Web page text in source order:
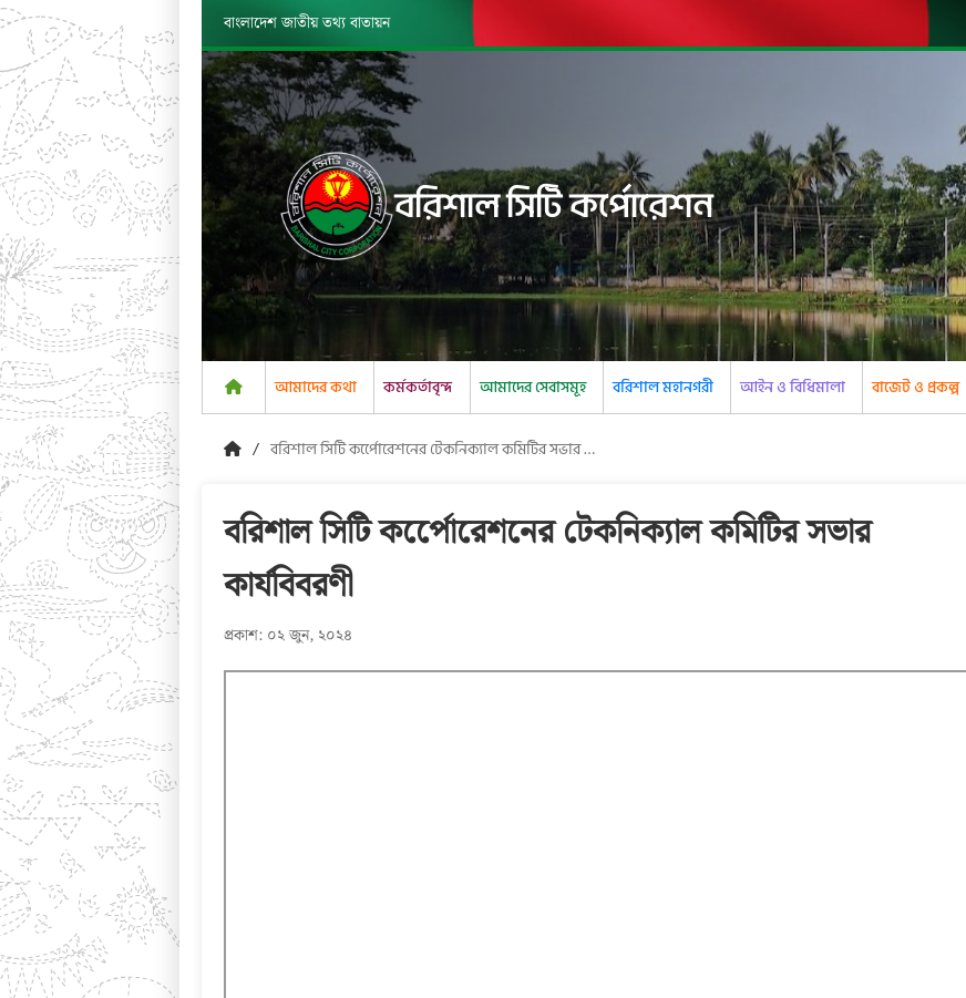
বাংলাদেশ জাতীয় তথ্য বাতায়ন
বরিশাল সিটি কর্পোরেশন
আমাদের কথা কর্মকর্তাবৃন্দ আমাদের সেবাসমূহ বরিশাল মহানগরী আইন ও বিধিমালা বাজেট ও প্রকল্প
বরিশাল সিটি কর্পেোরেশনের টেকনিক্যাল কমিটির সভার কার্যবিবরণী
বরিশাল সিটি কর্পেোরেশনের টেকনিক্যাল কমিটির সভার
কার্যবিবরণী
প্রকাশ: ০২ জুন, ২০২৪